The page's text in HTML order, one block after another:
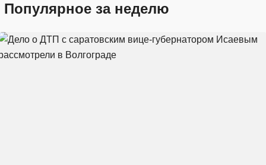
Популярное за неделю